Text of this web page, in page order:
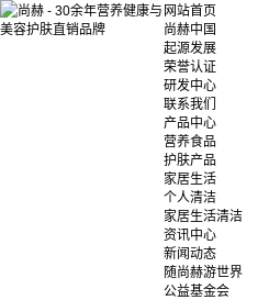
网站首页
尚赫中国
起源发展
荣誉认证
研发中心
联系我们
产品中心
营养食品
护肤产品
家居生活
个人清洁
家居生活清洁
资讯中心
新闻动态
随尚赫游世界
公益基金会